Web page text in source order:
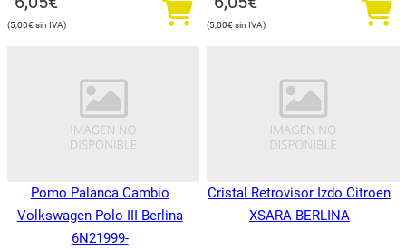
5,00€ 5,00€
Pomo Palanca Cambio
Volkswagen Polo III Berlina
6N21999-
Cristal Retrovisor Izdo Citroen
XSARA BERLINA